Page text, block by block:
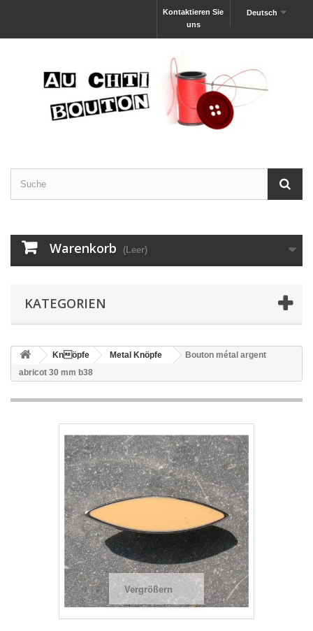
Deutsch
Kontaktieren Sie
uns
Warenkorb (Leer)
KATEGORIEN
Knöpfe Metal Knöpfe
Bouton métal argent
abricot 30 mm b38
Vergrößern